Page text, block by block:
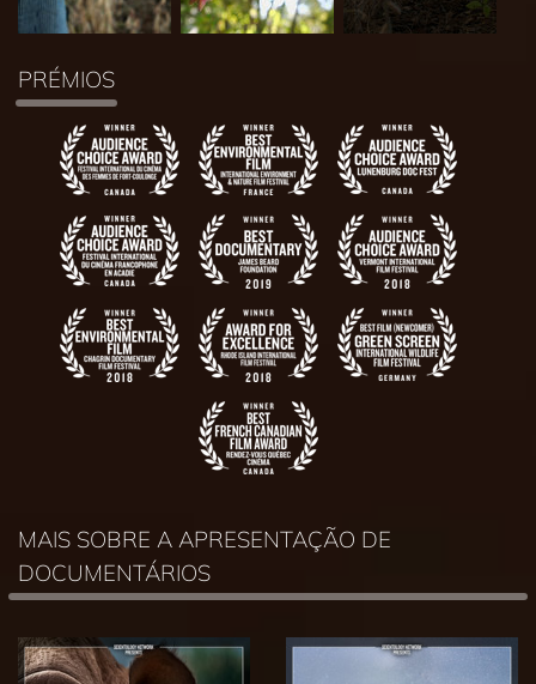
PRÉMIOS
MAIS SOBRE A APRESENTAÇÃO DE
DOCUMENTÁRIOS